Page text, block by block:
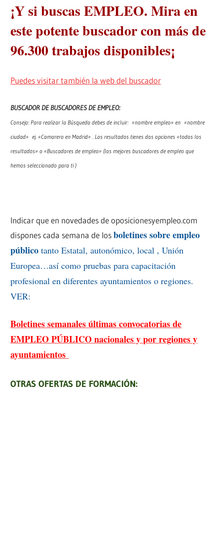
¡Y si buscas EMPLEO. Mira en
este potente buscador con más de
96.300 trabajos disponibles¡
Puedes visitar también la web del buscador
BUSCADOR DE BUSCADORES DE EMPLEO:
Consejo: Para realizar la Búsqueda debes de incluir: «nombre empleo» en «nombre
ciudad» ej. «Camarero en Madrid» . Los resultados tienes dos opciones «todos los
resultados» o «Buscadores de empleo» (los mejores buscadores de empleo que
hemos seleccionado para ti )
Indicar que en novedades de oposicionesyempleo.com
dispones cada semana de losboletines sobre empleo
público tanto Estatal, autonómico, local , Unión
Europea…así como pruebas para capacitación
profesional en diferentes ayuntamientos o regiones.
VER:
Boletines semanales últimas convocatorias de
EMPLEO PÚBLICO nacionales y por regiones y
ayuntamientos
OTRAS OFERTAS DE FORMACIÓN: